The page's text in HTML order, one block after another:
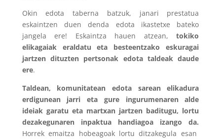
Okin edota taberna batzuk, janari prestatua
eskaintzen duen denda edota ikastetxe bateko
jangela ere! Eskaintza hauen atzean,tokiko
elikagaiak eraldatu eta besteentzako eskuragai
jartzen dituzten pertsonak edota taldeak daude
ere.
Taldean, komunitatean edota sarean elikadura
erdigunean jarri eta gure ingurumenaren alde
ideiak garatu eta martxan jartzen baditugu, lortu
dezakegunaren inpaktua handiagoa izango da.
Horrek emaitza hobeagoak lortu ditzakegula esan